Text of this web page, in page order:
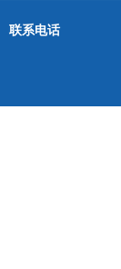
联系电话